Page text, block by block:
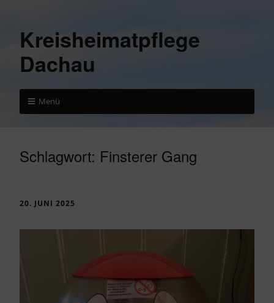
Kreisheimatpflege
Dachau
Menü
Schlagwort: Finsterer Gang
20. JUNI 2025